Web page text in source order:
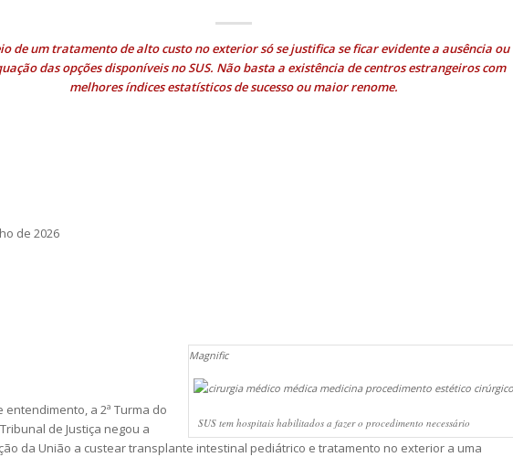
de um tratamento de alto custo no exterior só se justifica se ficar evidente a ausência ou
das opções disponíveis no SUS. Não basta a existência de centros estrangeiros com
melhores índices estatísticos de sucesso ou maior renome.
de 2026
Magnific
SUS tem hospitais habilitados a fazer o procedimento necessário
entendimento, a 2ª Turma do
de Justiça negou a
da União a custear transplante intestinal pediátrico e tratamento no exterior a uma